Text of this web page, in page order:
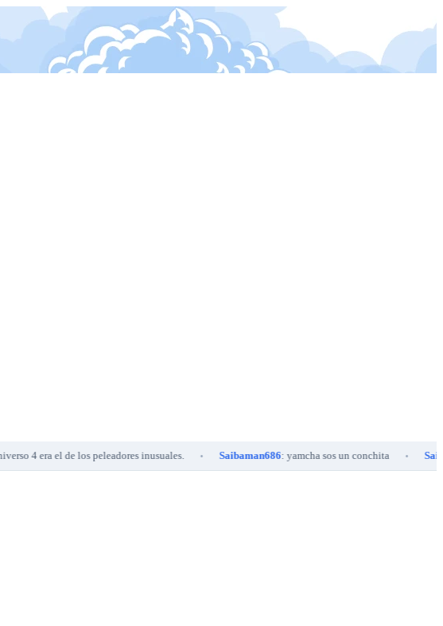
el de los peleadores inusuales. • Saibaman686: yamcha sos un conchita • Saibaman686